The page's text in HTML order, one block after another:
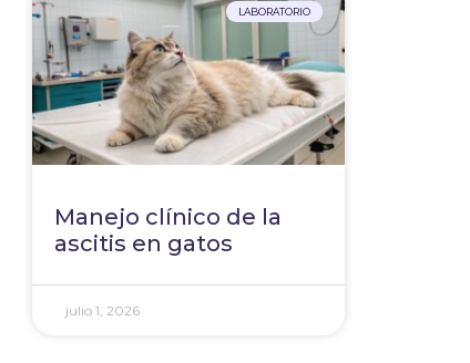
LABORATORIO
Manejo clínico de la
ascitis en gatos
julio 1, 2026